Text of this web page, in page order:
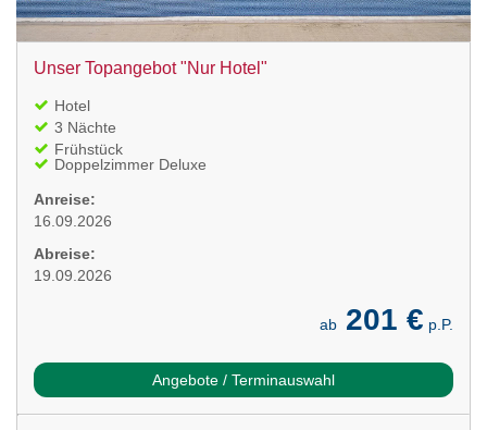
Unser Topangebot "Nur Hotel"
Hotel
3 Nächte
Frühstück
Doppelzimmer Deluxe
Anreise:
16.09.2026
Abreise:
19.09.2026
ab 201 € p.P.
Angebote / Terminauswahl